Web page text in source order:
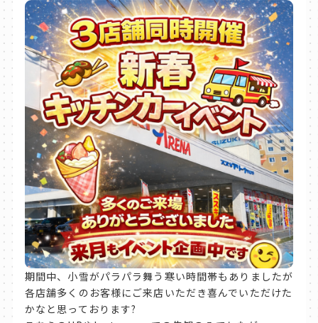
期間中、小雪がパラパラ舞う寒い時間帯もありましたが
各店舗多くのお客様にご来店いただき喜んでいただけた
かなと思っております?